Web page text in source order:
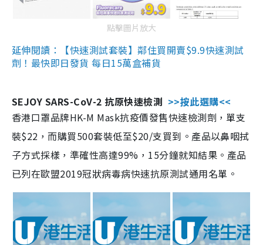
點擊圖片放大
延伸閱讀：【快速測試套裝】鄰住買開賣$9.9快速測試
劑！最快即日發貨 每日15萬盒補貨
SEJOY SARS-CoV-2 抗原快速檢測 >>按此選購<<
香港口罩品牌HK-M Mask抗疫價發售快速檢測劑，單支
裝$22，而購買500套裝低至$20/支買到。產品以鼻咽拭
子方式採樣，準確性高達99%，15分鐘就知結果。產品
已列在歐盟2019冠狀病毒病快速抗原測試通用名單。